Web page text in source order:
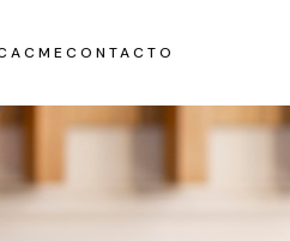
CMECONTACTO